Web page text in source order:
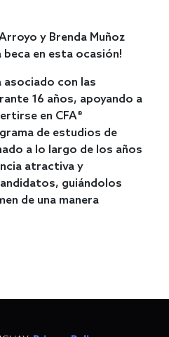
y Brenda Muñoz
en esta ocasión!
asociado con las
16 años, apoyando a
en CFA®
de estudios de
a lo largo de los años
atractiva y
guiándolos
de una manera